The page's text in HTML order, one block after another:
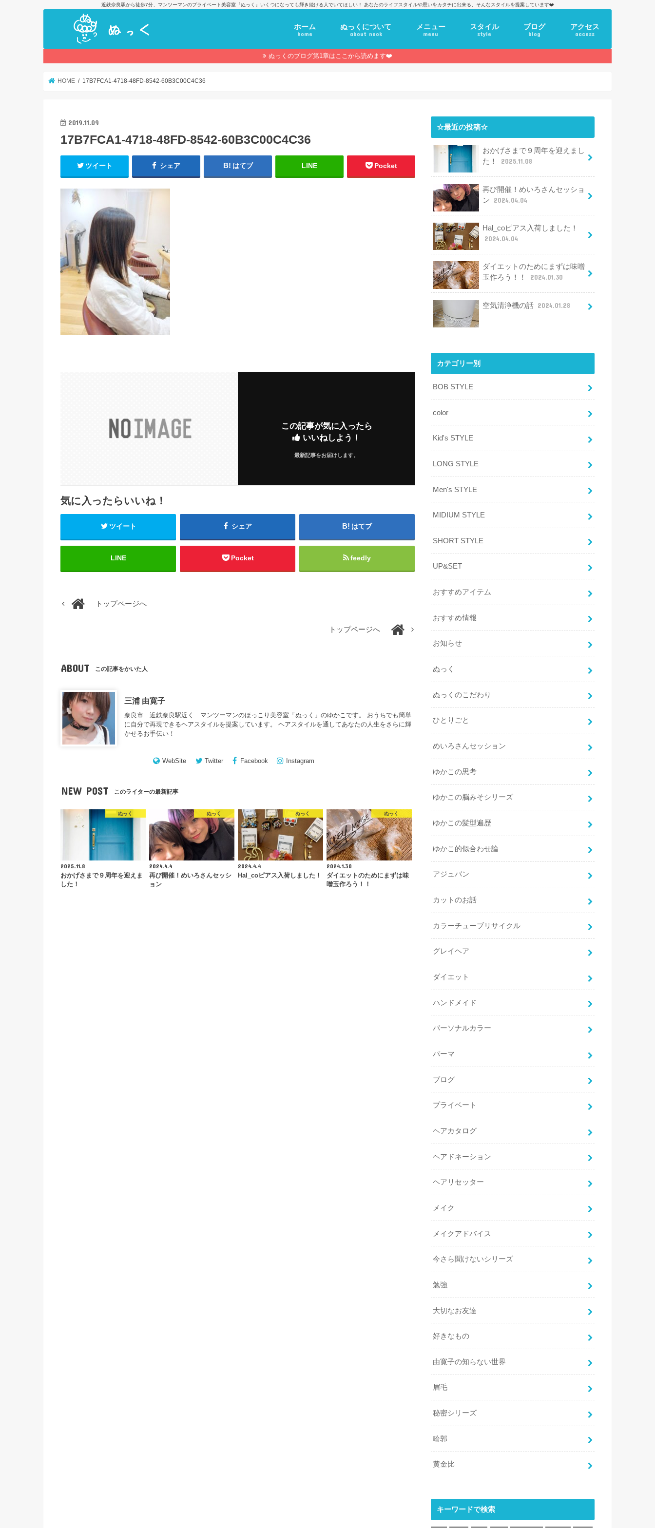
近鉄奈良駅から徒歩7分、マンツーマンのプライベート美容室『ぬっく』いくつになっても輝き続ける人でいてほしい！ あなたのライフスタイルや思いをカタチに出来る、そんなスタイルを提案しています❤️
ホーム
home
ぬっくについて
about nook
メニュー
menu
スタイル
style
ブログ
blog
アクセス
access
ぬっくのブログ第1章はここから読めます❤️
HOME 17B7FCA1-4718-48FD-8542-60B3C00C4C36
2019.11.09
17B7FCA1-4718-48FD-8542-60B3C00C4C36
ツイート シェア はてブ LINE Pocket
この記事が気に入ったら
いいねしよう！
最新記事をお届けします。
気に入ったらいいね！
ツイート シェア はてブ
LINE Pocket feedly
トップページへ
トップページへ
ABOUT この記事をかいた人
三浦 由寛子
奈良市 近鉄奈良駅近く マンツーマンのほっこり美容室「ぬっく」のゆかこです。 おうちでも簡単
に自分で再現できるヘアスタイルを提案しています。 ヘアスタイルを通してあなたの人生をさらに輝
かせるお手伝い！
WebSite Twitter Facebook Instagram
NEW POST このライターの最新記事
ぬっく
2025.11.8
おかげさまで９周年を迎えま
した！
ぬっく
2024.4.4
再び開催！めいろさんセッシ
ョン
ぬっく
2024.4.4
Hal_coピアス入荷しました！
ぬっく
2024.1.30
ダイエットのためにまずは味
噌玉作ろう！！
☆最近の投稿☆
おかげさまで９周年を迎えまし
た！
2025.11.08
再び開催！めいろさんセッショ
ン
2024.04.04
Hal_coピアス入荷しました！
2024.04.04
ダイエットのためにまずは味噌
玉作ろう！！
2024.01.30
空気清浄機の話 2024.01.28
カテゴリー別
BOB STYLE
color
Kid's STYLE
LONG STYLE
Men's STYLE
MIDIUM STYLE
SHORT STYLE
UP&SET
おすすめアイテム
おすすめ情報
お知らせ
ぬっく
ぬっくのこだわり
ひとりごと
めいろさんセッション
ゆかこの思考
ゆかこの脳みそシリーズ
ゆかこの髪型遍歴
ゆかこ的似合わせ論
アジュバン
カットのお話
カラーチューブリサイクル
グレイヘア
ダイエット
ハンドメイド
パーソナルカラー
パーマ
ブログ
プライベート
ヘアカタログ
ヘアドネーション
ヘアリセッター
メイク
メイクアドバイス
今さら聞けないシリーズ
勉強
大切なお友達
好きなもの
由寛子の知らない世界
眉毛
秘密シリーズ
輪郭
黄金比
キーワードで検索